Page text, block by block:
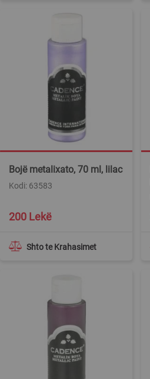
Bojë metalixato, 70 ml, lilac
Kodi: 63583
Shto te Krahasimet
200 Lekë